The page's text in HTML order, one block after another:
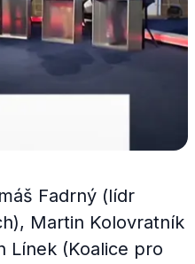
Fadrný (lídr
Martin Kolovratník
Línek (Koalice pro